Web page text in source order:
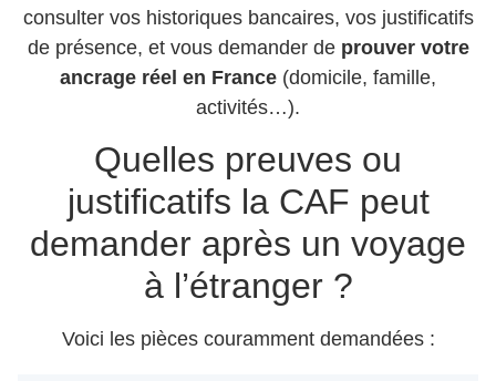
consulter vos historiques bancaires, vos justificatifs
de présence, et vous demander de prouver votre
ancrage réel en France (domicile, famille,
activités…).
Quelles preuves ou
justificatifs la CAF peut
demander après un voyage
à l’étranger ?
Voici les pièces couramment demandées :